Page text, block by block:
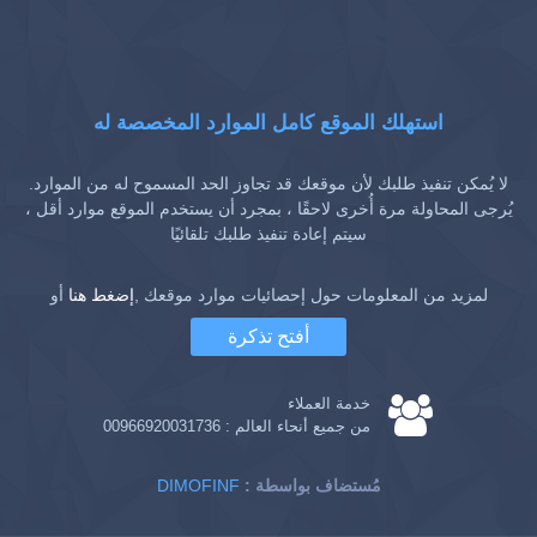
استهلك الموقع كامل الموارد المخصصة له
لا يُمكن تنفيذ طلبك لأن موقعك قد تجاوز الحد المسموح له من الموارد.
يُرجى المحاولة مرة أُخرى لاحقًا ، بمجرد أن يستخدم الموقع موارد أقل ،
سيتم إعادة تنفيذ طلبك تلقائيًا
لمزيد من المعلومات حول إحصائيات موارد موقعك ,إضغط هنا أو
أفتح تذكرة
خدمة العملاء
من جميع أنحاء العالم : 00966920031736
DIMOFINF : مُستضاف بواسطة